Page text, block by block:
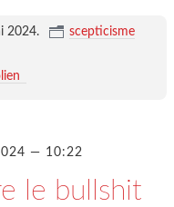
2024.
scepticisme
— 10:22
le bullshit